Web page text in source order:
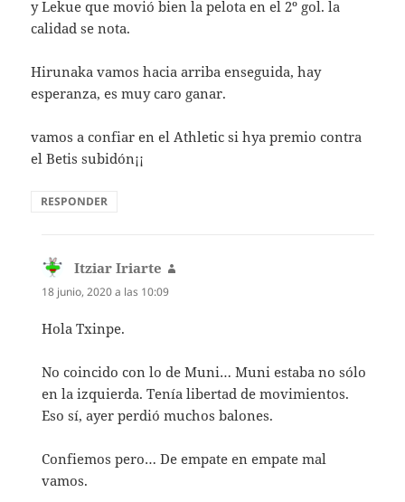
y Lekue que movió bien la pelota en el 2º gol. la
calidad se nota.
Hirunaka vamos hacia arriba enseguida, hay
esperanza, es muy caro ganar.
vamos a confiar en el Athletic si hya premio contra
el Betis subidón¡¡
RESPONDER
Itziar Iriarte
18 junio, 2020 a las 10:09
Hola Txinpe.
No coincido con lo de Muni… Muni estaba no sólo
en la izquierda. Tenía libertad de movimientos.
Eso sí, ayer perdió muchos balones.
Confiemos pero… De empate en empate mal
vamos.